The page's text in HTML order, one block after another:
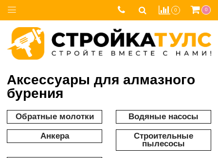
0 0
Аксессуары для алмазного
бурения
Обратные молотки Водяные насосы
Анкера
Строительные
пылесосы